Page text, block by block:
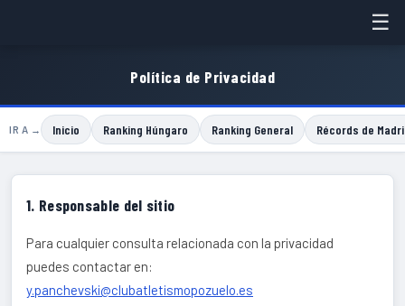
☰
Política de Privacidad
IR A → Inicio Ranking Húngaro Ranking General Récords de
1. Responsable del sitio
Para cualquier consulta relacionada con la privacidad
puedes contactar en:
y.panchevski@clubatletismopozuelo.es